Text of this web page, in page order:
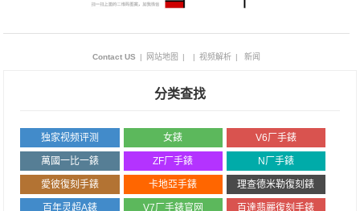
Contact US | 网站地图 | | 视频解析 | 新闻
分类查找
独家视频评测 女錶 V6厂手錶
萬國一比一錶 ZF厂手錶 N厂手錶
愛彼復刻手錶 卡地亞手錶 理查德米勒復刻錶
百年灵超A錶 V7厂手錶官网 百達翡麗復刻手錶